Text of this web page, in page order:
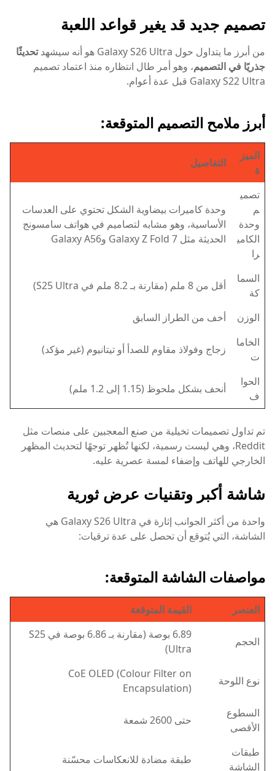
تصميم جديد قد يغير قواعد اللعبة
من أبرز ما يتداول حول Galaxy S26 Ultra هو أنه سيشهد
تحديثًا
جذريًا في التصميم، وهو أمر طال انتظاره منذ اعتماد تصميم
Galaxy S22 Ultra قبل عدة أعوام.
أبرز ملامح التصميم المتوقعة:
الميز
ة
التفاصيل
تصمي
م
وحدة
الكامي
را
وحدة كاميرات بيضاوية الشكل تحتوي على العدسات
الأساسية، وهو مشابه لتصاميم في هواتف سامسونج
الحديثة مثل Galaxy Z Fold 7 وGalaxy A56
السما
كة
أقل من 8 ملم (مقارنة بـ 8.2 ملم في S25 Ultra)
الوزن
أخف من الطراز السابق
الخاما
ت
زجاج وفولاذ مقاوم للصدأ أو تيتانيوم (غير مؤكد)
الحوا
ف
أنحف بشكل ملحوظ (1.15 إلى 1.2 ملم)
تم تداول تصميمات تخيلية من صنع المعجبين على منصات مثل
Reddit، وهي ليست رسمية، لكنها تُظهر توجهًا لتحديث المظهر
الخارجي للهاتف وإضفاء لمسة عصرية عليه.
شاشة أكبر وتقنيات عرض ثورية
واحدة من أكثر الجوانب إثارة في Galaxy S26 Ultra هي
الشاشة، التي يُتوقع أن تحصل على عدة ترقيات:
مواصفات الشاشة المتوقعة:
العنصر القيمة المتوقعة
الحجم
6.89 بوصة (مقارنة بـ 6.86 بوصة في S25
Ultra)
نوع اللوحة
CoE OLED (Colour Filter on
Encapsulation)
السطوع
الأقصى
حتى 2600 شمعة
طبقات
الشاشة
طبقة مضادة للانعكاسات محسّنة